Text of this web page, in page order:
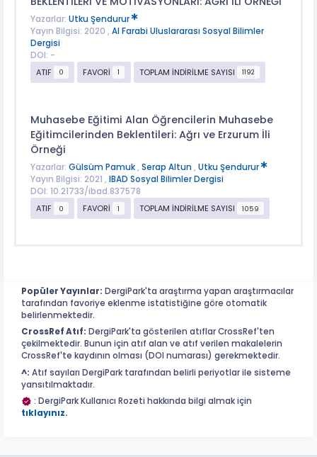
Yazarlar: Utku Şendurur
Yayın Bilgisi: 2020 , Al Farabi Uluslararası Sosyal Bilimler
Dergisi
DOI: -
ATIF
0 FAVORİ 1 TOPLAM İNDİRİLME SAYISI 1192
Muhasebe Eğitimi Alan Öğrencilerin Muhasebe
Eğitimcilerinden Beklentileri: Ağrı ve Erzurum İli
Örneği
Yazarlar: Gülsüm Pamuk, Serap Altun , Utku Şendurur
Yayın Bilgisi: 2021 , IBAD Sosyal Bilimler Dergisi
DOI: 10.21733/ibad.837578
ATIF
0 FAVORİ 1 TOPLAM İNDİRİLME SAYISI 1059
Popüler Yayınlar: DergiPark'ta araştırma yapan araştırmacılar
tarafından favoriye eklenme istatistiğine göre otomatik
belirlenmektedir.
CrossRef Atıf: DergiPark'ta gösterilen atıflar CrossRef'ten
çekilmektedir. Bunun için atıf alan ve atıf verilen makalelerin
CrossRef'te kaydının olması (DOI numarası) gerekmektedir.
^: Atıf sayıları DergiPark tarafından belirli periyotlar ile sisteme
yansıtılmaktadır.
: DergiPark Kullanıcı Rozeti hakkında bilgi almak için
tıklayınız.